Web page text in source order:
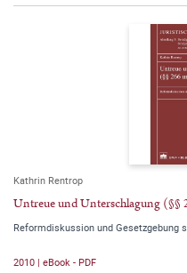
Kathrin Rentrop
Untreue und Unterschlagung (§§
Reformdiskussion und Gesetzgebung
2010 | eBook - PDF